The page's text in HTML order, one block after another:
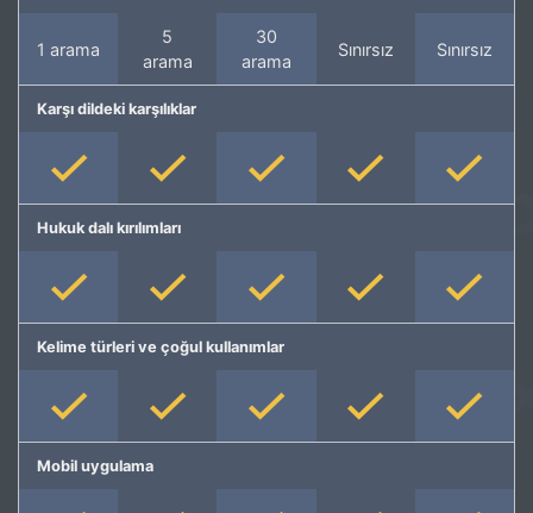
1 arama
5
arama
30
arama
Sınırsız Sınırsız
Karşı dildeki karşılıklar
Hukuk dalı kırılımları
Kelime türleri ve çoğul kullanımlar
Mobil uygulama